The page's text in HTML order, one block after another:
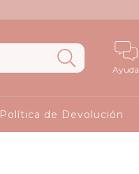
Ayuda
Política de Devolución